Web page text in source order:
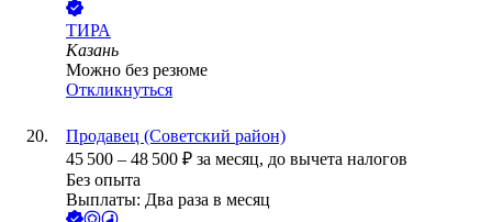
ТИРА
Казань
Можно без резюме
Откликнуться
Продавец (Советский район)
45 500 – 48 500 ₽ за месяц, до вычета налогов
Без опыта
Выплаты: Два раза в месяц